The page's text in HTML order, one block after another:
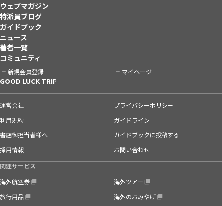
ウェブマガジン
特派員ブログ
ガイドブック
ニュース
著者一覧
コミュニティ
新規会員登録 マイページ
GOOD LUCK TRIP
運営会社
プライバシーポリシー
利用規約
ガイドライン
書店御担当者様へ
ガイドブックに投稿する
採用情報
お問い合わせ
関連サービス
海外航空券
海外ツアー
旅行用品
海外のおみやげ